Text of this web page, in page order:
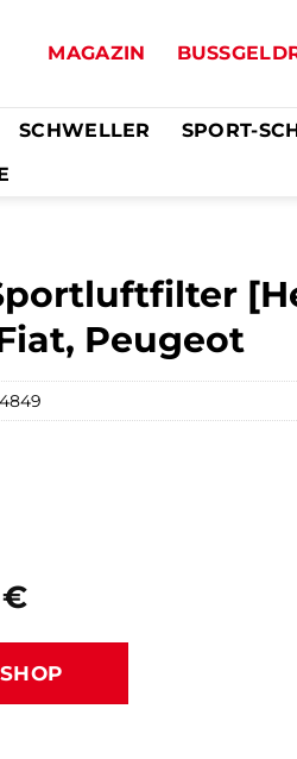
MAGAZIN
SCHWELLER SPORT-
Peugeot
€
€Aktueller
ist:
72,99 €.